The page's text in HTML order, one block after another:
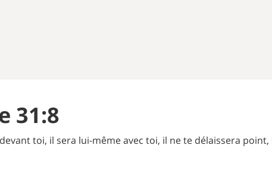
31:8
toi, il sera lui-même avec toi, il ne te délaissera